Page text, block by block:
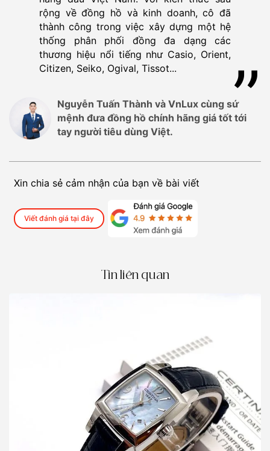
rộng về đồng hồ và kinh doanh, cô đã
thành công trong việc xây dựng một hệ
thống phân phối đồng đa dạng các
thương hiệu nổi tiếng như Casio, Orient,
Citizen, Seiko, Ogival, Tissot...
Nguyễn Tuấn Thành và VnLux cùng sứ
mệnh đưa đồng hồ chính hãng giá tốt tới
tay người tiêu dùng Việt.
Xin chia sẻ cảm nhận của bạn về bài viết
Viết đánh giá tại đây
Tin liên quan